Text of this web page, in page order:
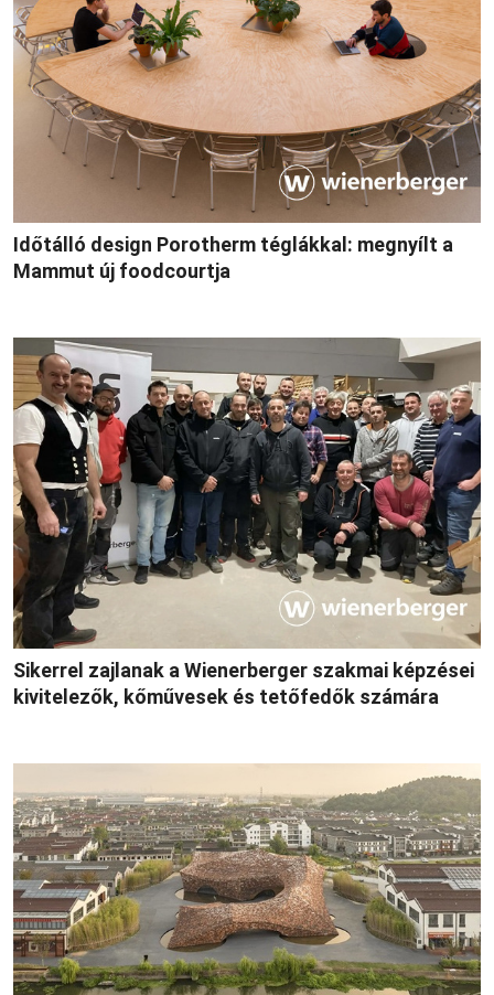
Időtálló design Porotherm téglákkal: megnyílt a
Mammut új foodcourtja
Sikerrel zajlanak a Wienerberger szakmai képzései
kivitelezők, kőművesek és tetőfedők számára